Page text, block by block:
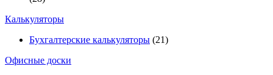
Калькуляторы
Бухгалтерские калькуляторы (21)
Офисные доски